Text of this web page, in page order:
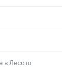
в Лесото